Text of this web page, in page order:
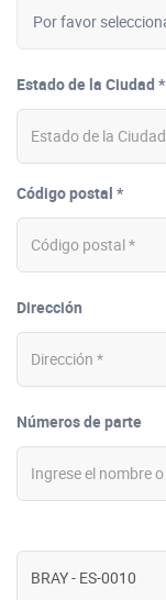
Estado de la Ciudad *
Código postal *
Dirección
Números de parte